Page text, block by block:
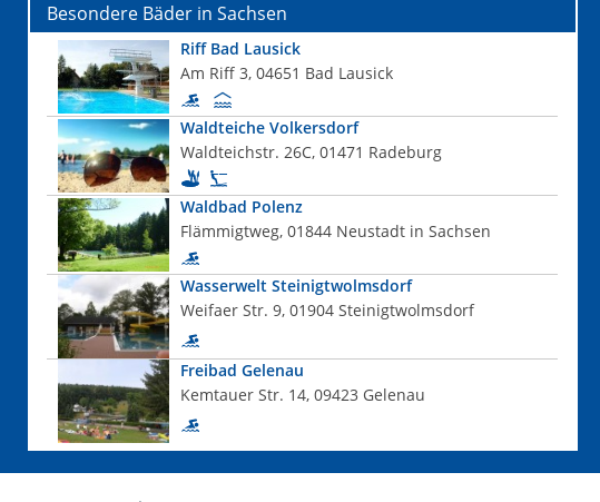
Besondere Bäder in Sachsen
Riff Bad Lausick
Am Riff 3, 04651 Bad Lausick
Waldteiche Volkersdorf
Waldteichstr. 26C, 01471 Radeburg
Waldbad Polenz
Flämmigtweg, 01844 Neustadt in Sachsen
Wasserwelt Steinigtwolmsdorf
Weifaer Str. 9, 01904 Steinigtwolmsdorf
Freibad Gelenau
Kemtauer Str. 14, 09423 Gelenau